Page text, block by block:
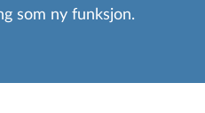
som ny funksjon.